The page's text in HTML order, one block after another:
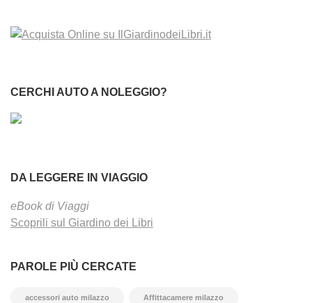
CERCHI AUTO A NOLEGGIO?
DA LEGGERE IN VIAGGIO
eBook di Viaggi
Scoprili sul Giardino dei Libri
PAROLE PIÙ CERCATE
accessori auto milazzo Affittacamere milazzo